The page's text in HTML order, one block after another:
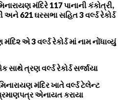
મંદિરે 117 પાનાની કંકોત્રી,
અને 621 ઘરસભા સહિત 3 વર્લ્ડ રેકોર્ડ
એ 3 વર્લ્ડ રેકોર્ડ માં નામ નોંધાવ્યું
સાથે ત્રણ વર્લ્ડ રેકોર્ડ સર્જાયા
મંદિર ખાતે વર્લ્ડ ટેલેન્ટ
એનાયત કરાયા